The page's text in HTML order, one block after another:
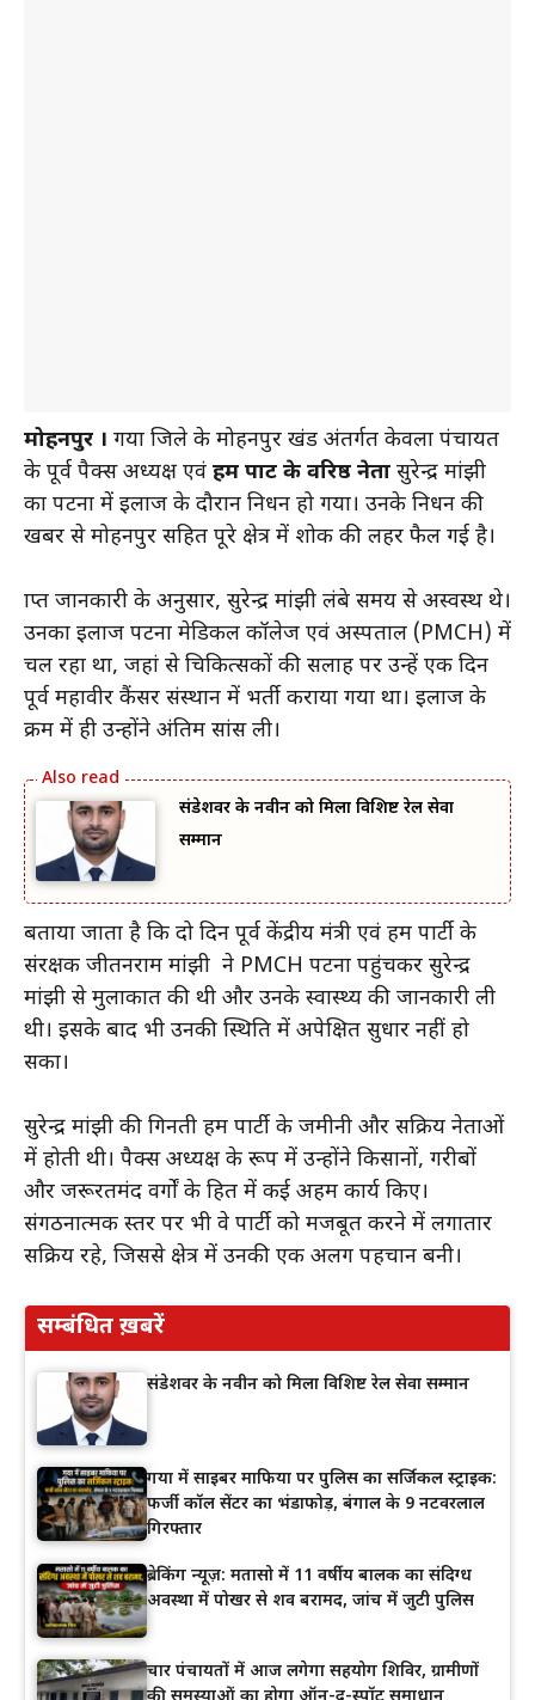
मोहनपुर । गया जिले के मोहनपुर प्रखंड अंतर्गत केवला पंचायत
के पूर्व पैक्स अध्यक्ष एवं हम पार्टी के वरिष्ठ नेता सुरेन्द्र मांझी
का पटना में इलाज के दौरान निधन हो गया। उनके निधन की
खबर से मोहनपुर सहित पूरे क्षेत्र में शोक की लहर फैल गई है।
प्राप्त जानकारी के अनुसार, सुरेन्द्र मांझी लंबे समय से अस्वस्थ थे।
उनका इलाज पटना मेडिकल कॉलेज एवं अस्पताल (PMCH) में
चल रहा था, जहां से चिकित्सकों की सलाह पर उन्हें एक दिन
पूर्व महावीर कैंसर संस्थान में भर्ती कराया गया था। इलाज के
क्रम में ही उन्होंने अंतिम सांस ली।
संडेशवर के नवीन को मिला विशिष्ट रेल सेवा
सम्मान
बताया जाता है कि दो दिन पूर्व केंद्रीय मंत्री एवं हम पार्टी के
संरक्षक जीतनराम मांझी ने PMCH पटना पहुंचकर सुरेन्द्र
मांझी से मुलाकात की थी और उनके स्वास्थ्य की जानकारी ली
थी। इसके बाद भी उनकी स्थिति में अपेक्षित सुधार नहीं हो
सका।
सुरेन्द्र मांझी की गिनती हम पार्टी के जमीनी और सक्रिय नेताओं
में होती थी। पैक्स अध्यक्ष के रूप में उन्होंने किसानों, गरीबों
और जरूरतमंद वर्गों के हित में कई अहम कार्य किए।
संगठनात्मक स्तर पर भी वे पार्टी को मजबूत करने में लगातार
सक्रिय रहे, जिससे क्षेत्र में उनकी एक अलग पहचान बनी।
सम्बंधित ख़बरें
संडेशवर के नवीन को मिला विशिष्ट रेल सेवा सम्मान
गया में साइबर माफिया पर पुलिस का सर्जिकल स्ट्राइक:
फर्जी कॉल सेंटर का भंडाफोड़, बंगाल के 9 नटवरलाल
गिरफ्तार
ब्रेकिंग न्यूज़: मतासो में 11 वर्षीय बालक का संदिग्ध
अवस्था में पोखर से शव बरामद, जांच में जुटी पुलिस
चार पंचायतों में आज लगेगा सहयोग शिविर, ग्रामीणों